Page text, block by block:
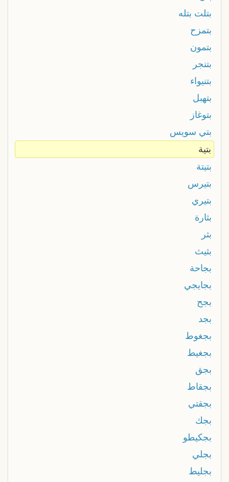
بتلت بتله
بتمزح
بتمون
بتنجر
بتنيواء
بتهبل
بتوغاز
بتي سويس
بتية
بتيتة
بتيرس
بتيري
بثارة
بثر
بثيث
بجاحة
بجايجي
بجح
بجد
بجغوط
بجغيط
بجق
بجقاط
بجقتي
بجك
بجكيطو
بجلي
بجليط